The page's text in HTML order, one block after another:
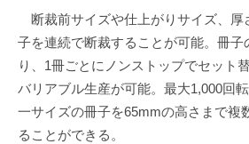
断裁前サイズや仕上がりサイズ、厚
子を連続で断裁することが可能。冊子
り、1冊ごとにノンストップでセット
バリアブル生産が可能。最大1,000回
一サイズの冊子を65mmの高さまで複
ることができる。